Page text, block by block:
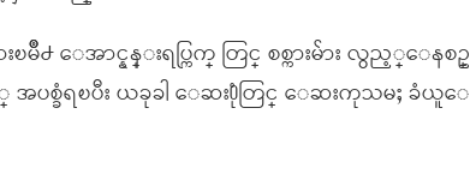
ေအာင္နန္းရပ္ကြက္ တြင္ စစ္ကားမ်ား လွည့္ေနစဥ္
စ္ခံရၿပီး ယခုခါ ေဆး႐ုံတြင္ ေဆးကုသမႈ ခံယူေ